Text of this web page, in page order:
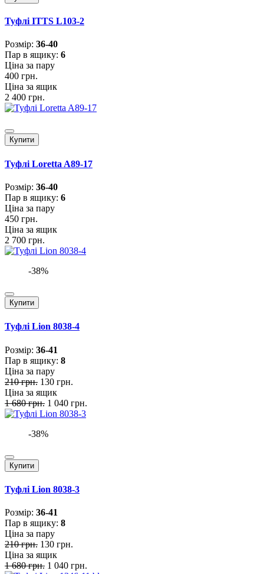
Туфлі ITTS L103-2
Розмiр: 36-40
Пар в ящику: 6
Ціна за пару
400 грн.
Ціна за ящик
2 400 грн.
Купити
Туфлі Loretta A89-17
Розмiр: 36-40
Пар в ящику: 6
Ціна за пару
450 грн.
Ціна за ящик
2 700 грн.
-38%
Купити
Туфлі Lion 8038-4
Розмiр: 36-41
Пар в ящику: 8
Ціна за пару
210 грн. 130 грн.
Ціна за ящик
1 680 грн. 1 040 грн.
-38%
Купити
Туфлі Lion 8038-3
Розмiр: 36-41
Пар в ящику: 8
Ціна за пару
210 грн. 130 грн.
Ціна за ящик
1 680 грн. 1 040 грн.